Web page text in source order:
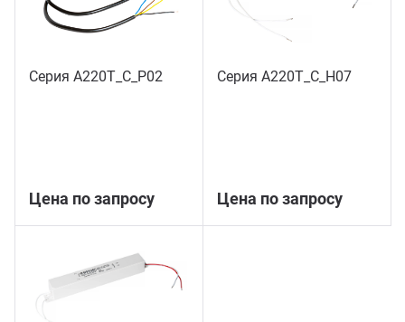
Серия А220Т_С_Р02
Цена по запросу
Серия А220Т_С_Н07
Цена по запросу